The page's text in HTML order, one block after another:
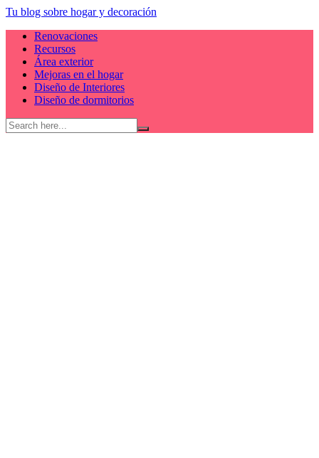
Skip
content
Tu blog sobre hogar y decoración
Renovaciones
Recursos
Área exterior
Mejoras en el hogar
Diseño de Interiores
Diseño de dormitorios